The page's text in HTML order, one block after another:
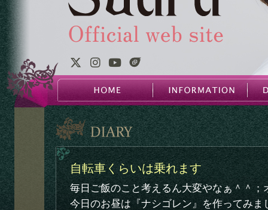
自転車くらいは乗れます
毎日ご飯のこと考えるん大変やなぁ＾＾
今日のお昼は『ナシゴレン』を作ってみま